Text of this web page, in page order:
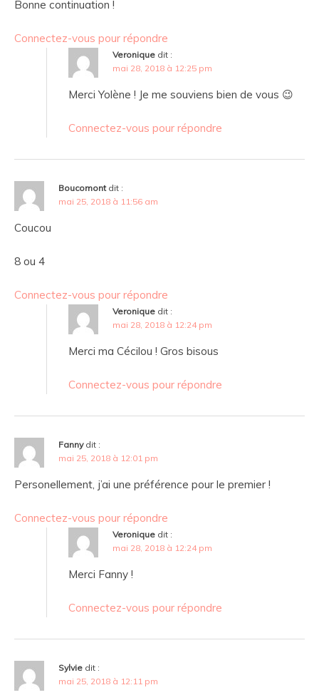
Bonne continuation !
Connectez-vous pour répondre
Veronique dit :
mai 28, 2018 à 12:25 pm
Merci Yolène ! Je me souviens bien de vous 😉
Connectez-vous pour répondre
Boucomont dit :
mai 25, 2018 à 11:56 am
Coucou
8 ou 4
Connectez-vous pour répondre
Veronique dit :
mai 28, 2018 à 12:24 pm
Merci ma Cécilou ! Gros bisous
Connectez-vous pour répondre
Fanny dit :
mai 25, 2018 à 12:01 pm
Personellement, j’ai une préférence pour le premier !
Connectez-vous pour répondre
Veronique dit :
mai 28, 2018 à 12:24 pm
Merci Fanny !
Connectez-vous pour répondre
Sylvie dit :
mai 25, 2018 à 12:11 pm